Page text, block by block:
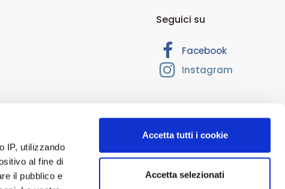
IP, utilizzando
al fine di
il pubblico e
Accetta tutti i cookie
Accetta selezionati
Seguici su
Facebook
Instagram
REA: RM-1374205. Cap. Soc. Euro 10.000,00. Interamente versato.